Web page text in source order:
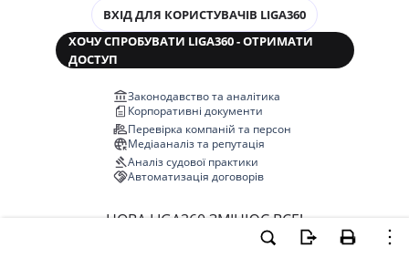
ВХІД ДЛЯ КОРИСТУВАЧІВ LIGA360
ХОЧУ СПРОБУВАТИ LIGA360 - ОТРИМАТИ
ДОСТУП
Законодавство та аналітика
Корпоративні документи
Перевірка компаній та персон
Медіааналіз та репутація
Аналіз судової практики
Автоматизація договорів
НОВА LIGA360 ЗМІНЮЄ ВСЕ!